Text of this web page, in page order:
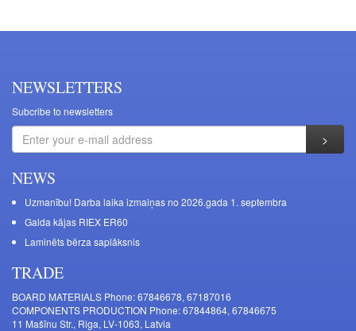
NEWSLETTERS
Subcribe to newsletters
NEWS
Uzmanību! Darba laika izmaiņas no 2026.gada 1. septembra
Galda kājas RIEX ER60
Laminēts bērza saplāksnis
TRADE
BOARD MATERIALS Phone: 67846678, 67187016
COMPONENTS PRODUCTION Phone: 67844864, 67846675
11 Mašīnu Str., Riga, LV-1063, Latvia